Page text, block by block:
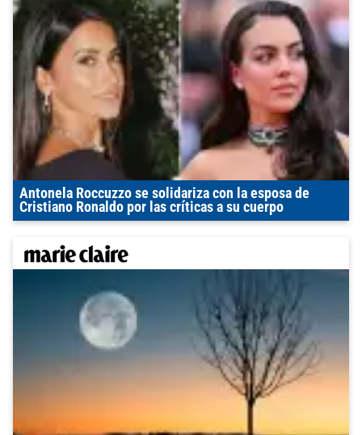
Antonela Roccuzzo se solidariza con la esposa de
Cristiano Ronaldo por las críticas a su cuerpo